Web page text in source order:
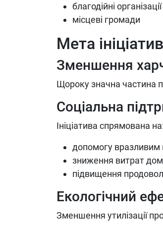
благодійні організації
місцеві громади
Мета
Зменшення
Щороку значна частина
Соціальна
Ініціатива спрямована на:
допомогу вразливим
зниження витрат
підвищення
Екологічний
Зменшення утилізації